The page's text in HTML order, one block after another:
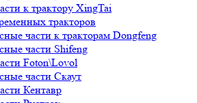
к трактору XingTai
тракторов
части к тракторам Dongfeng
части Shifeng
Foton\Lovol
части Скаут
Кентавр